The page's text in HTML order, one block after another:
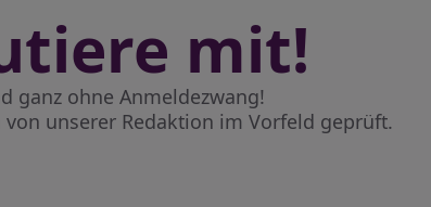
mit!
ganz ohne Anmeldezwang!
unserer Redaktion im Vorfeld geprüft.